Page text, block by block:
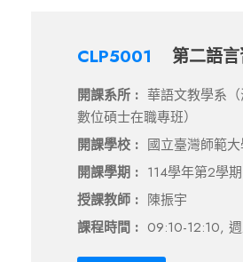
CLP5001 第二語
開課系所 : 華語文教學系
數位碩士在職專班）
開課學校 : 國立臺灣師範
開課學期 : 114學年第2學期
授課教師 : 陳振宇
課程時間 : 09:10-12:10,